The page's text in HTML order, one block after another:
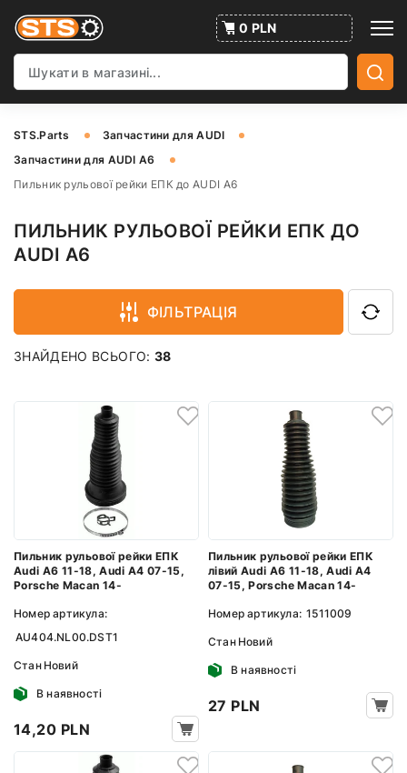
0 PLN
STS.Parts
Запчастини для AUDI
Запчастини для AUDI A6
Пильник рульової рейки ЕПК до AUDI A6
ПИЛЬНИК РУЛЬОВОЇ РЕЙКИ ЕПК ДО
AUDI A6
ФІЛЬТРАЦІЯ
ЗНАЙДЕНО ВСЬОГО: 38
Пильник рульової рейки ЕПК
Audi A6 11-18, Audi A4 07-15,
Porsche Macan 14-
Номер артикула:
AU404.NL00.DST1
Стан Новий
В наявності
14,20 PLN
Пильник рульової рейки ЕПК
лівий Audi A6 11-18, Audi A4
07-15, Porsche Macan 14-
Номер артикула: 1511009
Стан Новий
В наявності
27 PLN